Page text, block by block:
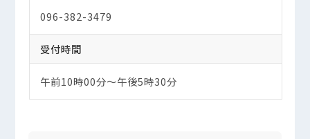
096-382-3479
受付時間
午前10時00分～午後5時30分